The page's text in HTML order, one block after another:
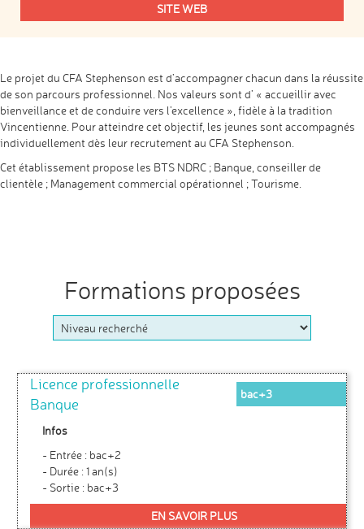
SITE WEB
Le projet du CFA Stephenson est d’accompagner chacun dans la réussite
de son parcours professionnel. Nos valeurs sont d’ « accueillir avec
bienveillance et de conduire vers l’excellence », fidèle à la tradition
Vincentienne. Pour atteindre cet objectif, les jeunes sont accompagnés
individuellement dès leur recrutement au CFA Stephenson.
Cet établissement propose les BTS NDRC ; Banque, conseiller de
clientèle ; Management commercial opérationnel ; Tourisme.
Formations proposées
Licence professionnelle
Banque
bac+3
Infos
- Entrée : bac+2
- Durée : 1 an(s)
- Sortie : bac+3
EN SAVOIR PLUS